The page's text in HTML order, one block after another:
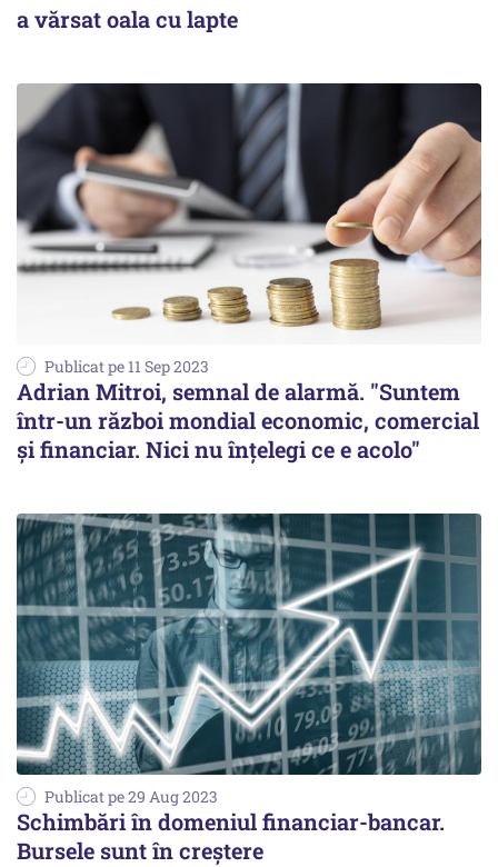
a vărsat oala cu lapte
Publicat pe 11 Sep 2023
Adrian Mitroi, semnal de alarmă. "Suntem
într-un război mondial economic, comercial
şi financiar. Nici nu înţelegi ce e acolo"
Publicat pe 29 Aug 2023
Schimbări în domeniul financiar-bancar.
Bursele sunt în creștere